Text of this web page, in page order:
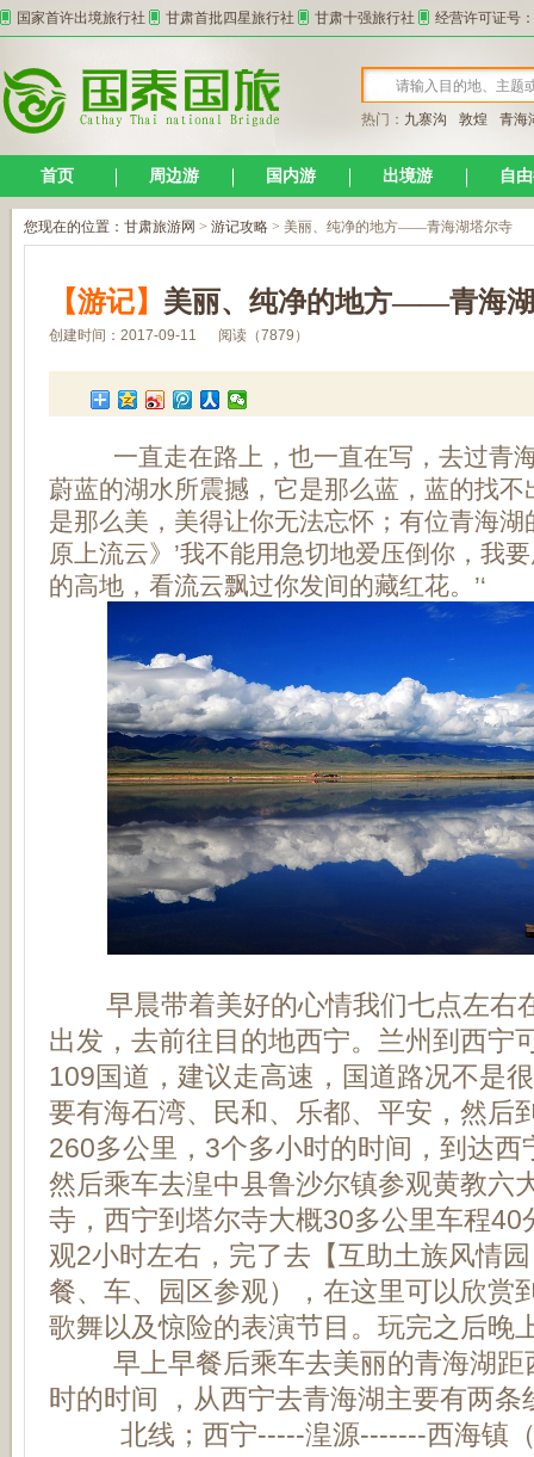
国家首许出境旅行社 甘肃首批四星旅行社 甘肃十强旅行社 经营许可证号
热门： 九寨沟 敦煌 青海
首页 周边游 国内游 出境游 自
您现在的位置： 甘肃旅游网 > 游记攻略 > 美丽、纯净的地方——青海湖塔尔寺
【游记】 美丽、纯净的地方——青海
创建时间：2017-09-11 阅读（7879）
一直走在路上，也一直在写，去过青海
蔚蓝的湖水所震撼，它是那么蓝，蓝的找
是那么美，美得让你无法忘怀；有位青海
原上流云》’我不能用急切地爱压倒你，我
的高地，看流云飘过你发间的藏红花。’‘
早晨带着美好的心情我们七点左右
出发，去前往目的地西宁。兰州到西宁
109国道，建议走高速，国道路况不是
要有海石湾、民和、乐都、平安，然后
260多公里，3个多小时的时间，到达西
然后乘车去湟中县鲁沙尔镇参观黄教六
寺，西宁到塔尔寺大概30多公里车程40
观2小时左右，完了去【互助土族风情
餐、车、园区参观），在这里可以欣赏
歌舞以及惊险的表演节目。玩完之后晚
早上早餐后乘车去美丽的青海湖距
时的时间 ，从西宁去青海湖主要有两条
北线；西宁-----湟源-------西海镇（